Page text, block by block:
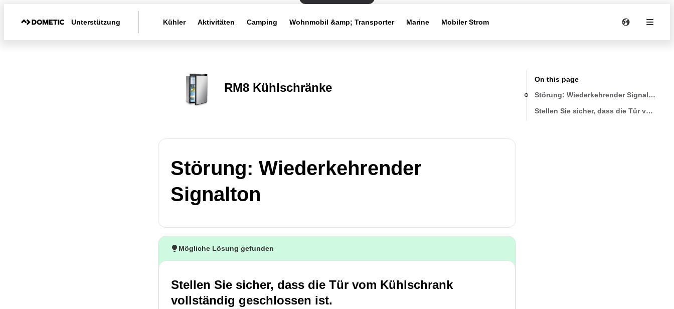
Unterstützung Kühler Aktivitäten Camping Wohnmobil &amp; Transporter Marine Mobiler Strom
RM8 Kühlschränke
Störung: Wiederkehrender
Signalton
Mögliche Lösung gefunden
Stellen Sie sicher, dass die Tür vom Kühlschrank
vollständig geschlossen ist.
On this page
Störung: Wiederkehrender Signalton
Stellen Sie sicher, dass die Tür vom